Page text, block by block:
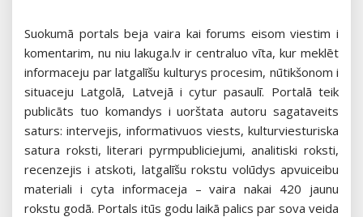
Suokumā portals beja vaira kai forums eisom viestim i
komentarim, nu niu lakuga.lv ir centraluo vīta, kur meklēt
informaceju par latgalīšu kulturys procesim, nūtikšonom i
situaceju Latgolā, Latvejā i cytur pasaulī. Portalā teik
publicāts tuo komandys i uorštata autoru sagataveits
saturs: intervejis, informativuos viests, kulturviesturiska
satura roksti, literari pyrmpubliciejumi, analitiski roksti,
recenzejis i atskoti, latgalīšu rokstu volūdys apvuiceibu
materiali i cyta informaceja – vaira nakai 420 jaunu
rokstu godā. Portals itūs godu laikā palics par sova veida